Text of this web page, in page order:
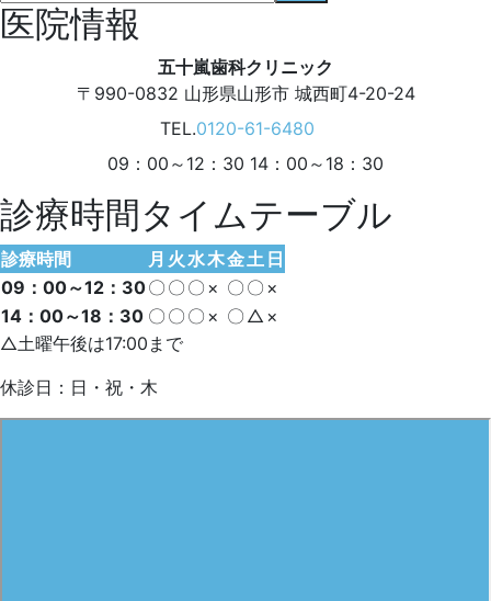
医院情報
五十嵐歯科クリニック
〒990-0832 山形県山形市 城西町4-20-24
TEL.0120-61-6480
09：00～12：30 14：00～18：30
診療時間タイムテーブル
診療時間 月 火 水木金土 日
09：00～12：30〇 〇 〇 × 〇 〇 ×
14：00～18：30 〇 〇 〇 × 〇 △ ×
△土曜午後は17:00まで
休診日：日・祝・木